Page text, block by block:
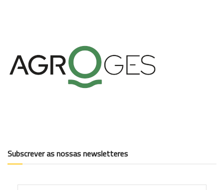
Subscrever as nossas newsletteres